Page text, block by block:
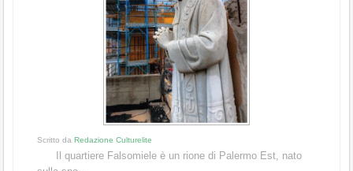
Scritto da Redazione Culturelite
Il quartiere Falsomiele è un rione di Palermo Est, nato